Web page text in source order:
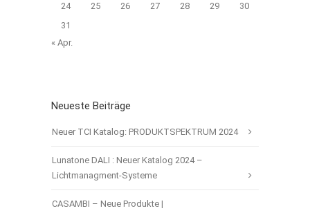
24
25 26 27 28 29
30
31
« Apr.
Neueste Beiträge
Neuer TCI Katalog: PRODUKTSPEKTRUM 2024
Lunatone DALI : Neuer Katalog 2024 –
Lichtmanagment-Systeme
CASAMBI – Neue Produkte |